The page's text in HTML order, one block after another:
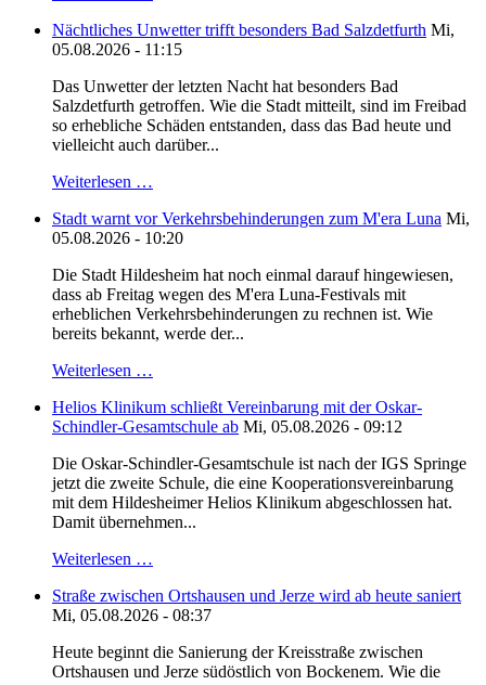
Nächtliches Unwetter trifft besonders Bad Salzdetfurth Mi,
05.08.2026 - 11:15
Das Unwetter der letzten Nacht hat besonders Bad
Salzdetfurth getroffen. Wie die Stadt mitteilt, sind im Freibad
so erhebliche Schäden entstanden, dass das Bad heute und
vielleicht auch darüber...
Weiterlesen …
Stadt warnt vor Verkehrsbehinderungen zum M'era Luna Mi,
05.08.2026 - 10:20
Die Stadt Hildesheim hat noch einmal darauf hingewiesen,
dass ab Freitag wegen des M'era Luna-Festivals mit
erheblichen Verkehrsbehinderungen zu rechnen ist. Wie
bereits bekannt, werde der...
Weiterlesen …
Helios Klinikum schließt Vereinbarung mit der Oskar-
Schindler-Gesamtschule ab Mi, 05.08.2026 - 09:12
Die Oskar-Schindler-Gesamtschule ist nach der IGS Springe
jetzt die zweite Schule, die eine Kooperationsvereinbarung
mit dem Hildesheimer Helios Klinikum abgeschlossen hat.
Damit übernehmen...
Weiterlesen …
Straße zwischen Ortshausen und Jerze wird ab heute saniert
Mi, 05.08.2026 - 08:37
Heute beginnt die Sanierung der Kreisstraße zwischen
Ortshausen und Jerze südöstlich von Bockenem. Wie die